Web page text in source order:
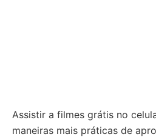
Assistir a filmes grátis no
maneiras mais práticas de